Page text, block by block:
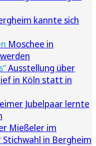
kannte sich
Moschee in
Ausstellung über
in Köln statt in
Jubelpaar lernte
Mießeler im
in Bergheim